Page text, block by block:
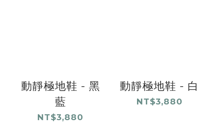
動靜極地鞋 - 黑
藍
NT$3,880
動靜極地鞋 - 白
NT$3,880